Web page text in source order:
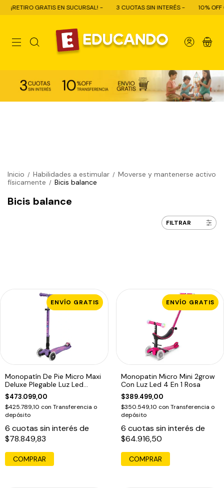
GRATIS EN SUCURSAL! - 3 CUOTAS SIN INTERÉS - 10% OFF CON
0
Inicio / Habilidades a estimular / Moverse y mantenerse activo
físicamente / Bicis balance
Bicis balance
FILTRAR
ENVÍO GRATIS
Monopatín De Pie Micro Maxi
Deluxe Plegable Luz Led
Morado Morado
$473.099,00
$425.789,10 con Transferencia o
depósito
6 cuotas sin interés de
$78.849,83
ENVÍO GRATIS
Monopatin Micro Mini 2grow
Con Luz Led 4 En 1 Rosa
$389.499,00
$350.549,10 con Transferencia o
depósito
6 cuotas sin interés de
$64.916,50